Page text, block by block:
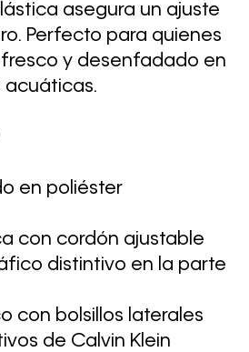
asegura un ajuste
Perfecto para quienes
y desenfadado en
acuáticas.
en poliéster
con cordón ajustable
distintivo en la parte
con bolsillos laterales
de Calvin Klein